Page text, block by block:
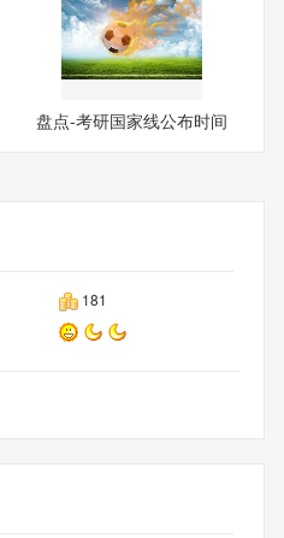
盘点-考研国家线公布时间
181